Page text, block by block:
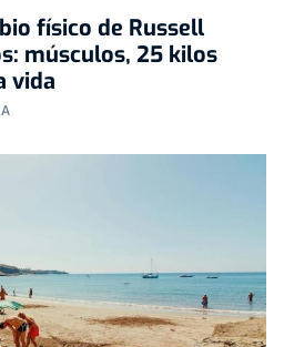
físico de Russell
músculos, 25 kilos
vida